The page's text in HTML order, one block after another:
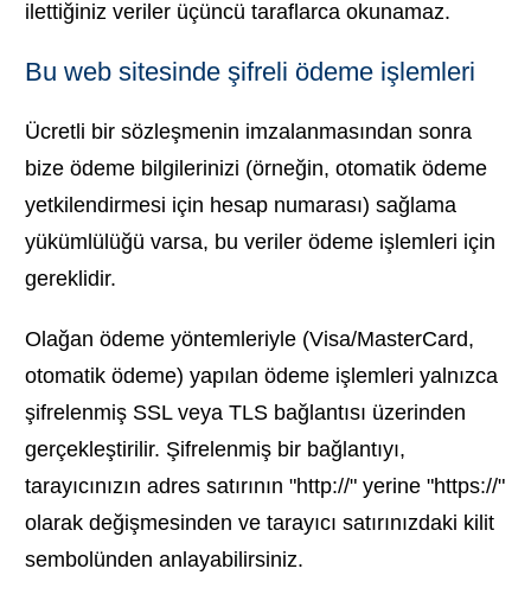
ilettiğiniz veriler üçüncü taraflarca okunamaz.
Bu web sitesinde şifreli ödeme işlemleri
Ücretli bir sözleşmenin imzalanmasından sonra
bize ödeme bilgilerinizi (örneğin, otomatik ödeme
yetkilendirmesi için hesap numarası) sağlama
yükümlülüğü varsa, bu veriler ödeme işlemleri için
gereklidir.
Olağan ödeme yöntemleriyle (Visa/MasterCard,
otomatik ödeme) yapılan ödeme işlemleri yalnızca
şifrelenmiş SSL veya TLS bağlantısı üzerinden
gerçekleştirilir. Şifrelenmiş bir bağlantıyı,
tarayıcınızın adres satırının "http://" yerine "https://"
olarak değişmesinden ve tarayıcı satırınızdaki kilit
sembolünden anlayabilirsiniz.